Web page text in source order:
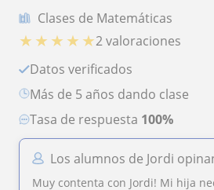
Clases de Matemáticas
★ ★ ★ ★ ★2 valoraciones
Datos verificados
más de 5 años dando clase
Tasa de respuesta 100%
Los alumnos de Jordi
Muy contenta con Jordi! Mi hija